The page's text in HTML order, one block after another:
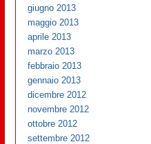
giugno 2013
maggio 2013
aprile 2013
marzo 2013
febbraio 2013
gennaio 2013
dicembre 2012
novembre 2012
ottobre 2012
settembre 2012